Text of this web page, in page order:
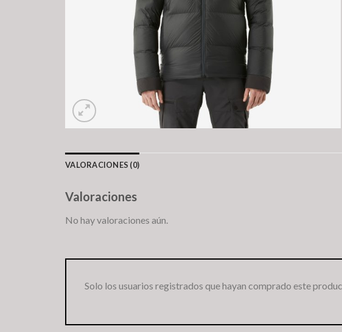
VALORACIONES (0)
Valoraciones
No hay valoraciones aún.
Solo los usuarios registrados que hayan comprado este